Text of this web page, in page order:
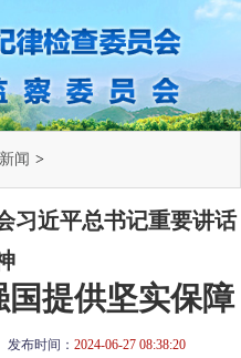
闻 >
习近平总书记重要讲话
提供坚实保障
发布时间： 2024-06-27 08:38:20